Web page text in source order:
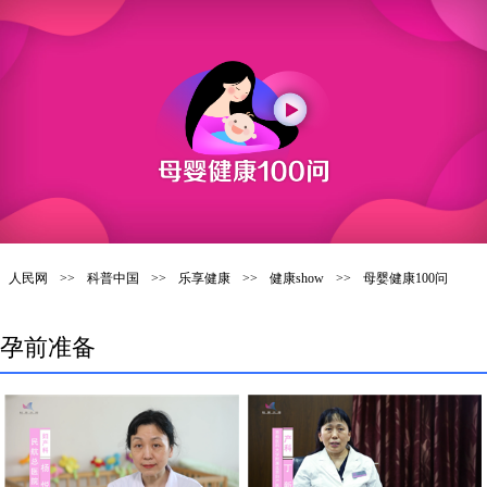
人民网 >> 科普中国 >> 乐享健康 >> 健康show >> 母婴健康100问
孕前准备